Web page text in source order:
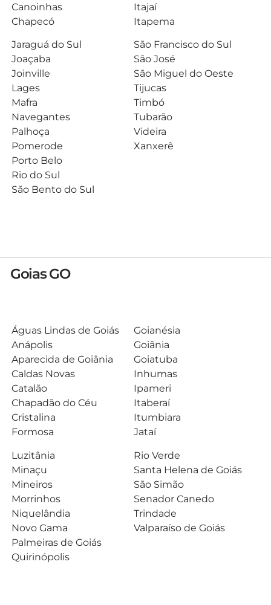
Canoinhas
Chapecó
Itajaí
Itapema
Jaraguá do Sul
Joaçaba
Joinville
Lages
Mafra
Navegantes
Palhoça
Pomerode
Porto Belo
Rio do Sul
São Bento do Sul
São Francisco do Sul
São José
São Miguel do Oeste
Tijucas
Timbó
Tubarão
Videira
Xanxerê
Goias GO
Águas Lindas de Goiás
Anápolis
Aparecida de Goiânia
Caldas Novas
Catalão
Chapadão do Céu
Cristalina
Formosa
Goianésia
Goiânia
Goiatuba
Inhumas
Ipameri
Itaberaí
Itumbiara
Jataí
Luzitânia
Minaçu
Mineiros
Morrinhos
Niquelândia
Novo Gama
Palmeiras de Goiás
Quirinópolis
Rio Verde
Santa Helena de Goiás
São Simão
Senador Canedo
Trindade
Valparaíso de Goiás